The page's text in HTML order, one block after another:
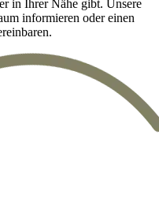
in Ihrer Nähe gibt. Unsere
informieren oder einen